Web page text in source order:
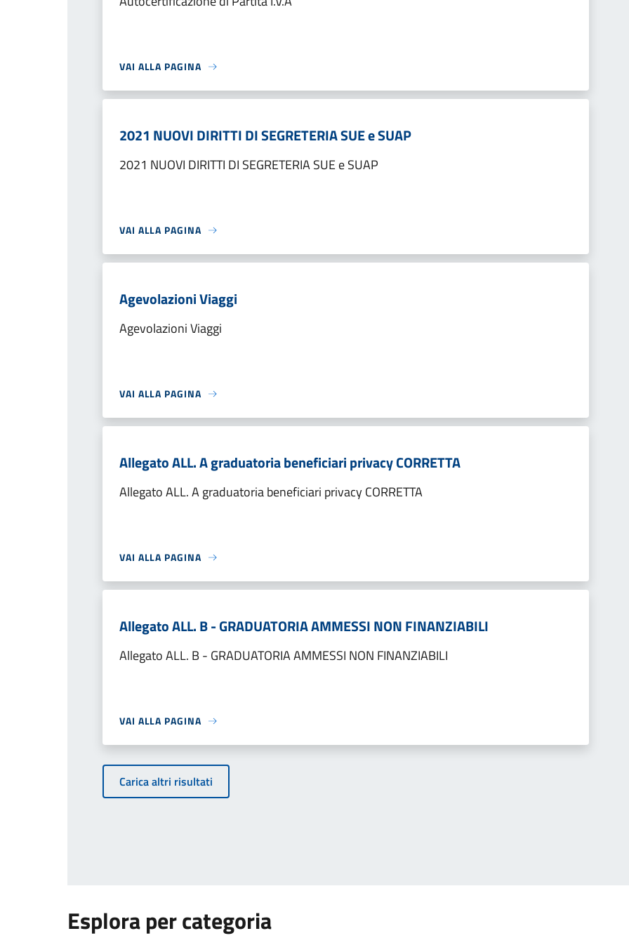
VAI ALLA PAGINA
2021 NUOVI DIRITTI DI SEGRETERIA SUE e SUAP
2021 NUOVI DIRITTI DI SEGRETERIA SUE e SUAP
VAI ALLA PAGINA
Agevolazioni Viaggi
Agevolazioni Viaggi
VAI ALLA PAGINA
Allegato ALL. A graduatoria beneficiari privacy CORRETTA
Allegato ALL. A graduatoria beneficiari privacy CORRETTA
VAI ALLA PAGINA
Allegato ALL. B - GRADUATORIA AMMESSI NON FINANZIABILI
Allegato ALL. B - GRADUATORIA AMMESSI NON FINANZIABILI
VAI ALLA PAGINA
Carica altri risultati
Esplora per categoria